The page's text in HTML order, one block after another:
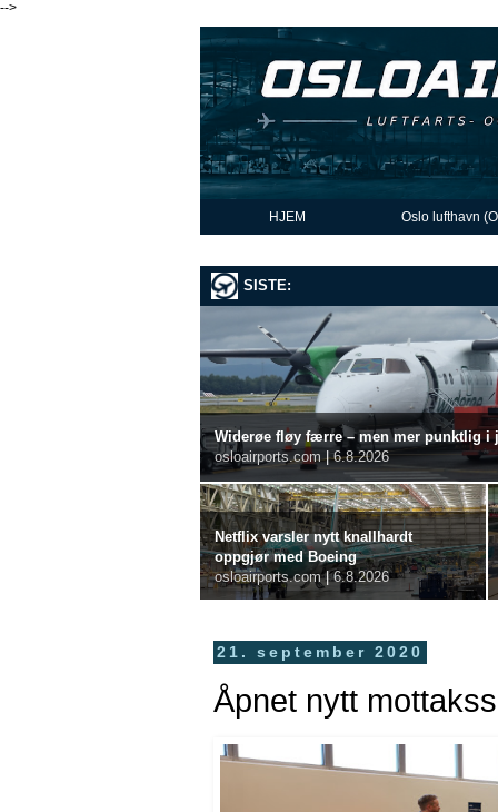
-->
HJEM Oslo lufthavn
SISTE:
Widerøe fløy færre – men mer punktlig i
osloairports.com | 6.8.2026
Netflix varsler nytt knallhardt
oppgjør med Boeing
osloairports.com | 6.8.2026
21. september 2020
Åpnet nytt